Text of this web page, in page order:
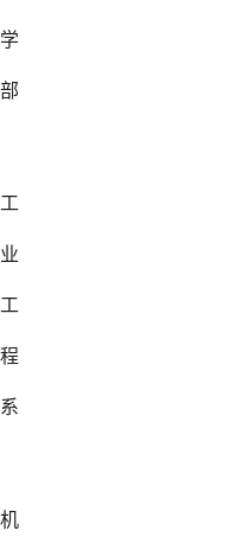
学
部
工
业
工
程
系
机